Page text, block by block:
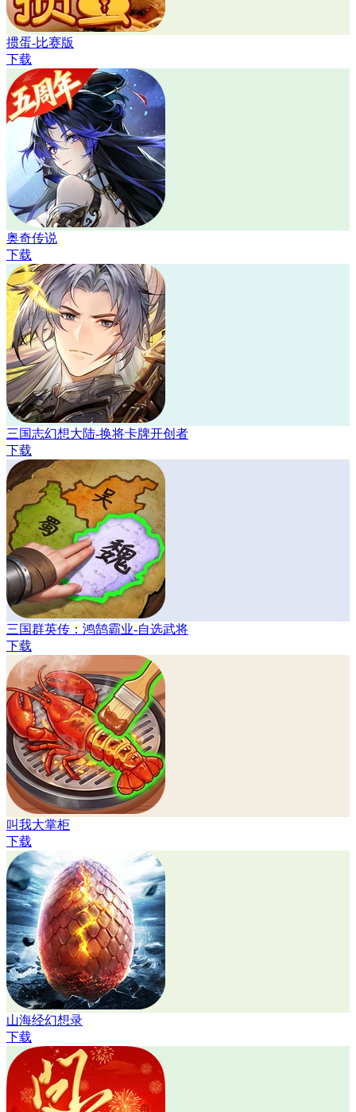
掼蛋-比赛版
下载
奥奇传说
下载
三国志幻想大陆-换将卡牌开创者
下载
三国群英传：鸿鹄霸业-自选武将
下载
叫我大掌柜
下载
山海经幻想录
下载